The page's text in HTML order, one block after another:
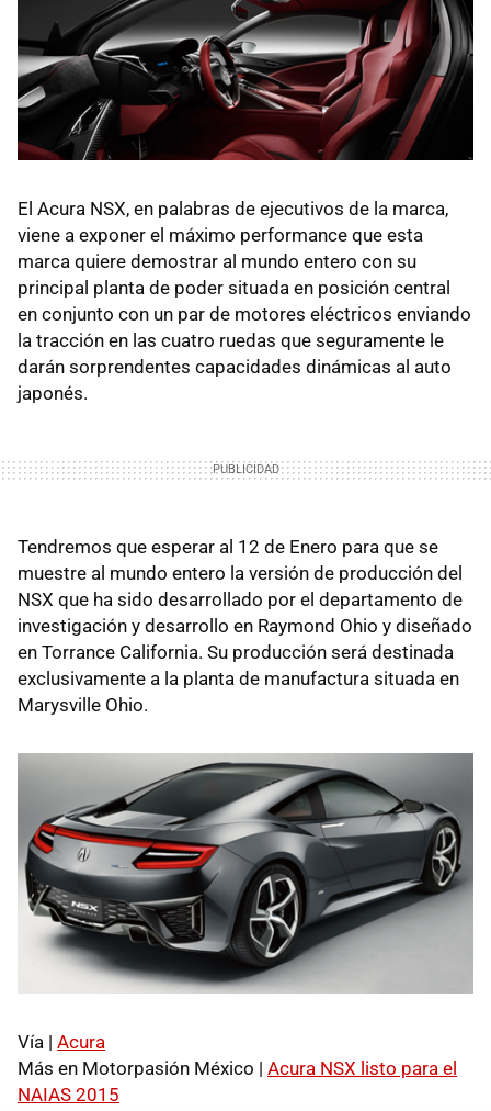
El Acura NSX, en palabras de ejecutivos de la marca,
viene a exponer el máximo performance que esta
marca quiere demostrar al mundo entero con su
principal planta de poder situada en posición central
en conjunto con un par de motores eléctricos enviando
la tracción en las cuatro ruedas que seguramente le
darán sorprendentes capacidades dinámicas al auto
japonés.
Tendremos que esperar al 12 de Enero para que se
muestre al mundo entero la versión de producción del
NSX que ha sido desarrollado por el departamento de
investigación y desarrollo en Raymond Ohio y diseñado
en Torrance California. Su producción será destinada
exclusivamente a la planta de manufactura situada en
Marysville Ohio.
Vía | Acura
Más en Motorpasión México | Acura NSX listo para el
NAIAS 2015